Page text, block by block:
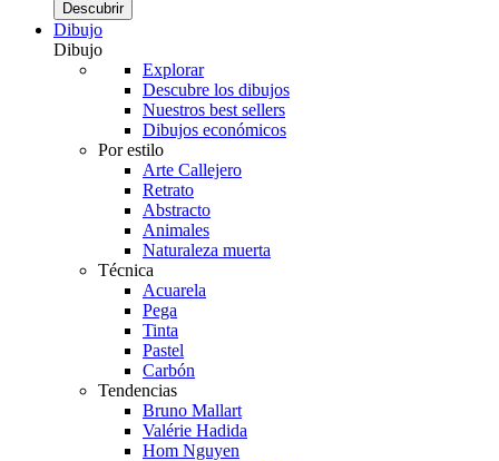
Descubrir
Dibujo
Dibujo
Explorar
Descubre los dibujos
Nuestros best sellers
Dibujos económicos
Por estilo
Arte Callejero
Retrato
Abstracto
Animales
Naturaleza muerta
Técnica
Acuarela
Pega
Tinta
Pastel
Carbón
Tendencias
Bruno Mallart
Valérie Hadida
Hom Nguyen